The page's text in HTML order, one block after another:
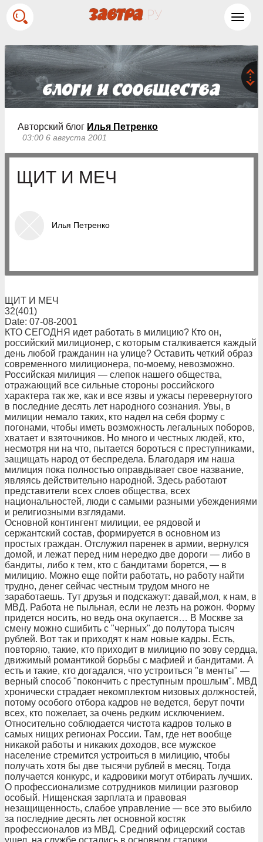
Авторский блог Илья Петренко
03:00 6 августа 2001
ЩИТ И МЕЧ
Илья Петренко
ЩИТ И МЕЧ
32(401)
Date: 07-08-2001
КТО СЕГОДНЯ идет работать в милицию? Кто он,
российский милиционер, с которым сталкивается каждый
день любой гражданин на улице? Оставить четкий образ
современного милиционера, по-моему, невозможно.
Российская милиция — слепок нашего общества,
отражающий все сильные стороны российского
характера так же, как и все язвы и ужасы перевернутого
в последние десять лет народного сознания. Увы, в
милиции немало таких, кто надел на себя форму с
погонами, чтобы иметь возможность легальных поборов,
хватает и взяточников. Но много и честных людей, кто,
несмотря ни на что, пытается бороться с преступниками,
защищать народ от беспредела. Благодаря им наша
милиция пока полностью оправдывает свое название,
являясь действительно народной. Здесь работают
представители всех слоев общества, всех
национальностей, люди с самыми разными убеждениями
и религиозными взглядами.
Основной контингент милиции, ее рядовой и
сержантский состав, формируется в основном из
простых граждан. Отслужил паренек в армии, вернулся
домой, и лежат перед ним нередко две дороги — либо в
бандиты, либо к тем, кто с бандитами борется, — в
милицию. Можно еще пойти работать, но работу найти
трудно, денег сейчас честным трудом много не
заработаешь. Тут друзья и подскажут: давай,мол, к нам, в
МВД. Работа не пыльная, если не лезть на рожон. Форму
придется носить, но ведь она окупается… В Москве за
смену можно сшибить с "черных" до полутора тысяч
рублей. Вот так и приходят к нам новые кадры. Есть,
повторяю, такие, кто приходит в милицию по зову сердца,
движимый романтикой борьбы с мафией и бандитами. А
есть и такие, кто догадался, что устроиться "в менты" —
верный способ "покончить с преступным прошлым". МВД
хронически страдает некомплектом низовых должностей,
потому особого отбора кадров не ведется, берут почти
всех, кто пожелает, за очень редким исключением.
Относительно соблюдается чистота кадров только в
самых нищих регионах России. Там, где нет вообще
никакой работы и никаких доходов, все мужское
население стремится устроиться в милицию, чтобы
получать хотя бы две тысячи рублей в месяц. Тогда
получается конкурс, и кадровики могут отбирать лучших.
О профессионализме сотрудников милиции разговор
особый. Нищенская зарплата и правовая
незащищенность, слабое управление — все это выбило
за последние десять лет основной костяк
профессионалов из МВД. Средний офицерский состав
ушел, на службе остались в основном старики,